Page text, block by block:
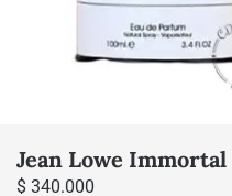
Jean Lowe Immortal
$ 340.000